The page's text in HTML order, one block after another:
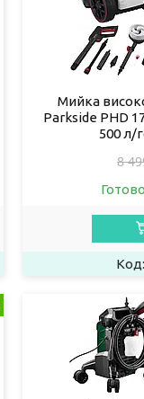
Мийка
Parkside PHD
500 л/
8